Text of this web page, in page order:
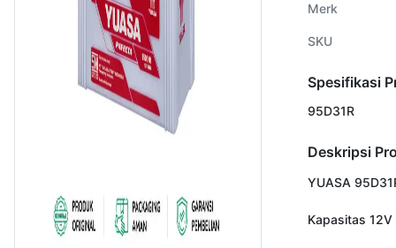
Merk
SKU
Spesifikasi
95D31R
Deskripsi
YUASA
Kapasitas